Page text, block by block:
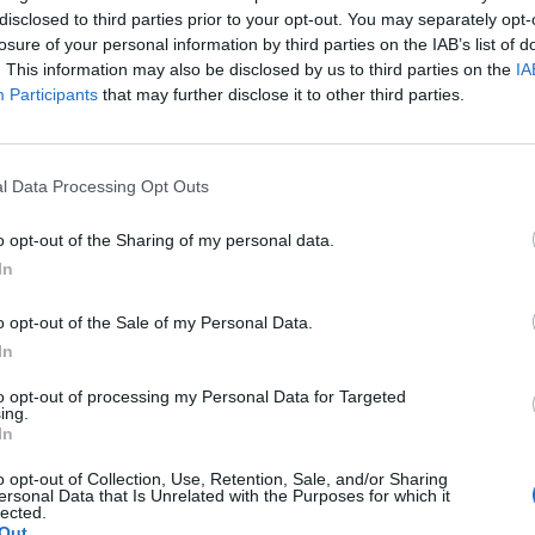
to third parties prior to your opt-out. You may separately
of your personal information by third parties on the IAB’s list of
This information may also be disclosed by us to third parties on the
Participants that may further disclose it to other third parties.
Data Processing Opt Outs
opt-out of the Sharing of my personal data.
opt-out of the Sale of my Personal Data.
opt-out of processing my Personal Data for Targeted
opt-out of Collection, Use, Retention, Sale, and/or Sharing
Data that Is Unrelated with the Purposes for which it
sorozatát követően átszakadt a Dnyeper folyót
De kinek állt érdekében az építmény elpusztítása,
járhat a robbanás? Nézzük.
valószínű, hogy a Dnyeper déli szakaszának ártere cikkünk
portfolio.hu hírarchívumához tartozik, melynek olvasása
tartalmazza:
cikkarchívum
elmúlt 2 év napon belüli